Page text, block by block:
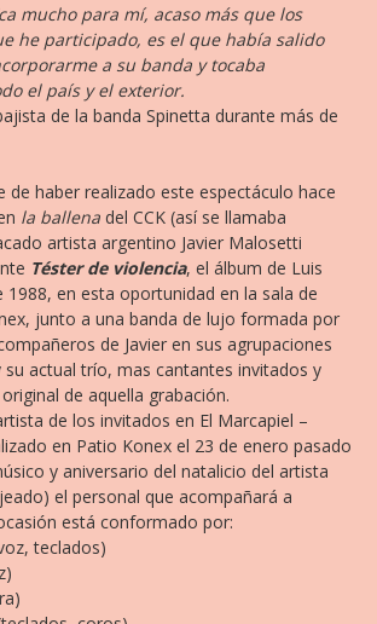
mucho para mí, acaso más que los
he participado, es el que había salido
a su banda y tocaba
el país y el exterior.
de la banda Spinetta durante más de
de haber realizado este espectáculo hace
la ballena del CCK (así se llamaba
artista argentino Javier Malosetti
Téster de violencia, el álbum de Luis
1988, en esta oportunidad en la sala de
junto a una banda de lujo formada por
de Javier en sus agrupaciones
actual trío, mas cantantes invitados y
de aquella grabación.
de los invitados en El Marcapiel –
en Patio Konex el 23 de enero pasado
y aniversario del natalicio del artista
el personal que acompañará a
está conformado por:
teclados)